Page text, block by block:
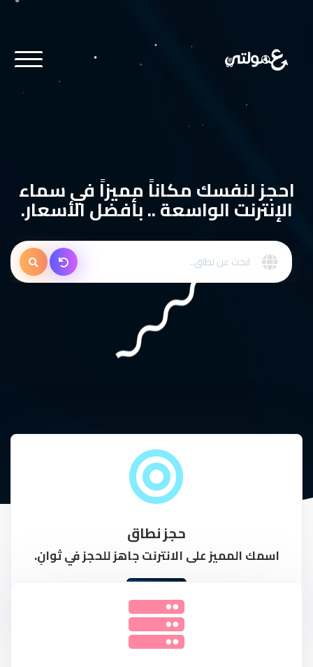
احجز لنفسك مكاناً مميزاً في سماء
الإنترنت الواسعة .. بأفضل الأسعار.
حجز نطاق
اسمك المميز على الانترنت جاهز للحجز في ثوانِ.
المزيد